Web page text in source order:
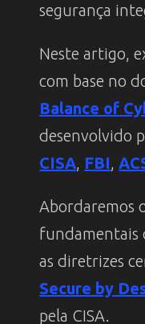
segurança
Neste artigo,
com base no
Balance of
desenvolvido
CISA, FBI,
Abordaremos
fundamentais
as diretrizes
Secure by
pela CISA.